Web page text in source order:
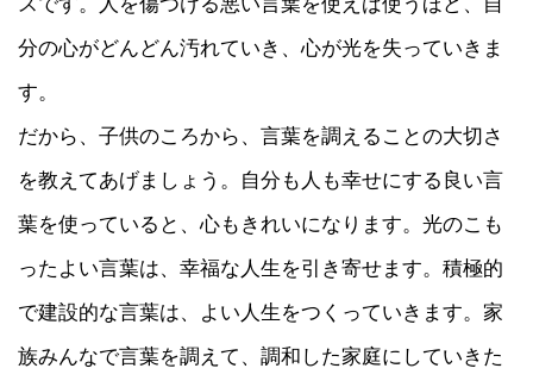
分の心がどんどん汚れていき、心が光を失っていきま
す。
だから、子供のころから、言葉を調えることの大切さ
を教えてあげましょう。自分も人も幸せにする良い言
葉を使っていると、心もきれいになります。光のこも
ったよい言葉は、幸福な人生を引き寄せます。積極的
で建設的な言葉は、よい人生をつくっていきます。家
族みんなで言葉を調えて、調和した家庭にしていきた